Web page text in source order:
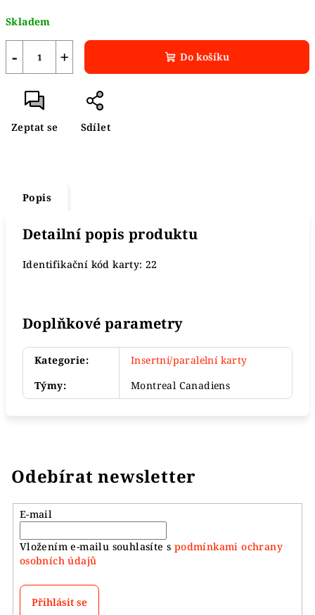
cena:
Skladem
+
− Do košíku
Zeptat se Sdílet
Popis
Detailní popis produktu
Identifikační kód karty: 22
Doplňkové parametry
Kategorie:
Insertní/paralelní karty
Týmy: Montreal Canadiens
Odebírat newsletter
E-mail
Vložením e-mailu souhlasíte s podmínkami ochrany
osobních údajů
Přihlásit se